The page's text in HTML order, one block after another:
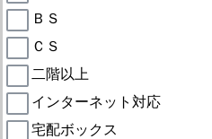
ＢＳ
ＣＳ
二階以上
インターネット対応
宅配ボックス